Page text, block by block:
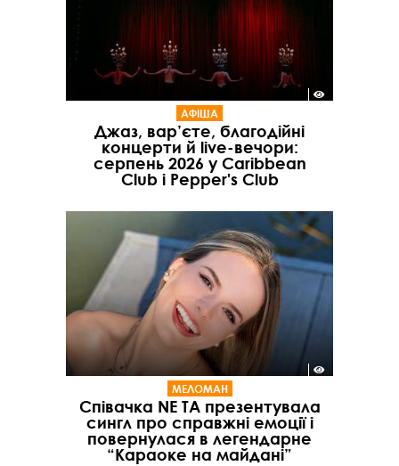
АФІША
Джаз, вар’єте, благодійні
концерти й live-вечори:
серпень 2026 у Caribbean
Club і Pepper's Club
МЕЛОМАН
Співачка NE TA презентувала
сингл про справжні емоції і
повернулася в легендарне
“Караоке на майдані”